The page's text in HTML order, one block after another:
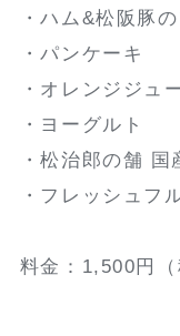
・ハム&松阪豚
・パンケーキ
・オレンジジュ
・ヨーグルト
・松治郎の舗
・フレッシュフ
料金：1,500円（